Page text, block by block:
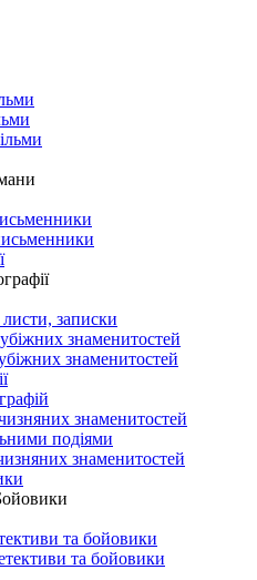
записки
знаменитостей
знаменитостей
знаменитостей
подіями
знаменитостей
та бойовики
та бойовики